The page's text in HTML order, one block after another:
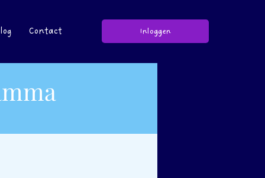
Contact Inloggen